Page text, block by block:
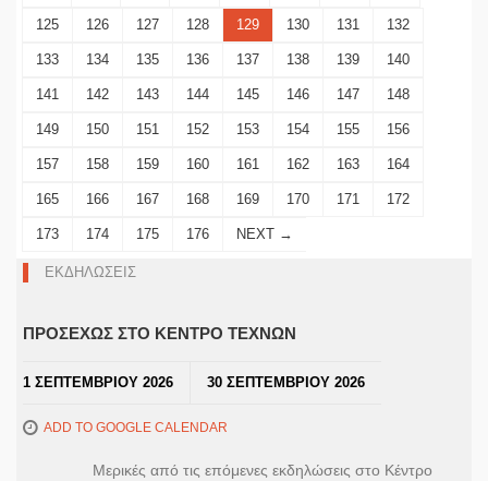
125 126 127 128 129 130 131 132
133 134 135 136 137 138 139 140
141 142 143 144 145 146 147 148
149 150 151 152 153 154 155 156
157 158 159 160 161 162 163 164
165 166 167 168 169 170 171 172
173 174 175 176 NEXT →
ΕΚΔΗΛΩΣΕΙΣ
ΠΡΟΣΕΧΩΣ ΣΤΟ ΚΕΝΤΡΟ ΤΕΧΝΩΝ
1 ΣΕΠΤΕΜΒΡΙΟΥ 2026 30 ΣΕΠΤΕΜΒΡΙΟΥ 2026
ADD TO GOOGLE CALENDAR
Μερικές από τις επόμενες εκδηλώσεις στο Κέντρο